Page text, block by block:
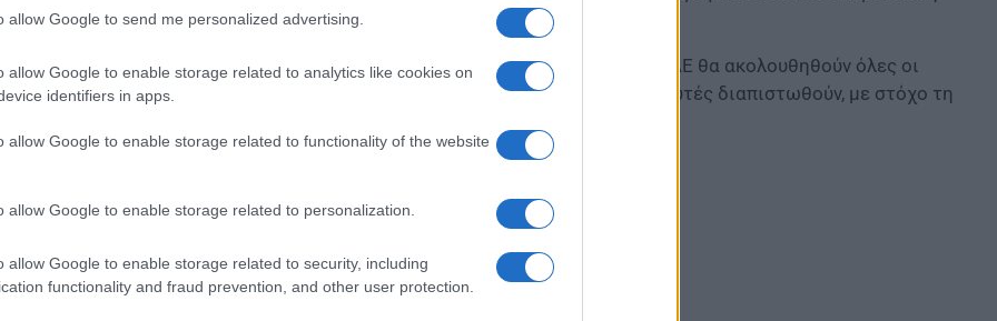
allow Google to send me personalized advertising.
allow Google to enable storage related to analytics like cookies on
identifiers in apps.
allow Google to enable storage related to functionality of the website
allow Google to enable storage related to personalization.
allow Google to enable storage related to security, including
functionality and fraud prevention, and other user protection.
απαιτείται διερεύνηση.
πληροφορίες αναφέρουν στο iPaidia.gr ότι μετά την ολοκλήρωση της ΕΔΕ θα ακολουθηθούν όλες οι
από τον νόμο διαδικασίες, ενώ θα αποδοθούν οι ευθύνες όπου αυτές διαπιστωθούν, με στόχο τη